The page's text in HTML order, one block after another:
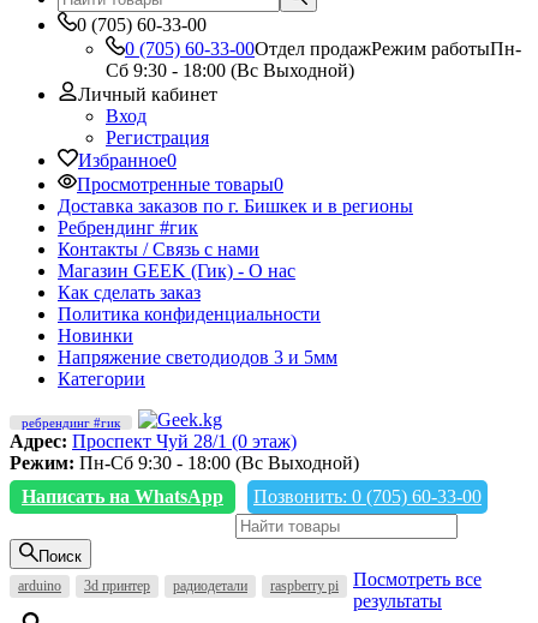
0 (705) 60-33-00
0 (705) 60-33-00Отдел продажРежим работыПн-
Сб 9:30 - 18:00 (Вс Выходной)
Личный кабинет
Вход
Регистрация
Избранное0
Просмотренные товары0
Доставка заказов по г. Бишкек и в регионы
Ребрендинг #гик
Контакты / Связь с нами
Магазин GEEK (Гик) - О нас
Как сделать заказ
Политика конфиденциальности
Новинки
Напряжение светодиодов 3 и 5мм
Категории
ребрендинг #гик
Адрес: Проспект Чуй 28/1 (0 этаж)
Режим: Пн-Сб 9:30 - 18:00 (Вс Выходной)
Написать на WhatsApp
Позвонить: 0 (705) 60-33-00
Поиск
arduino 3d принтер радиодетали raspberry pi
Посмотреть все
результаты